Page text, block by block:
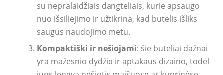
su nepralaidžiais dangteliais, kurie apsaugo
nuo išsiliejimo ir užtikrina, kad butelis išliks
saugus naudojimo metu.
Kompaktiški ir nešiojami: šie buteliai dažnai
yra mažesnio dydžio ir aptakaus dizaino, todėl